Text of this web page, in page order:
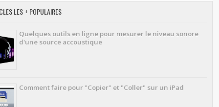
LES + POPULAIRES
Quelques outils en ligne pour mesurer le niveau sonore
d'une source accoustique
Comment faire pour "Copier" et "Coller" sur un iPad